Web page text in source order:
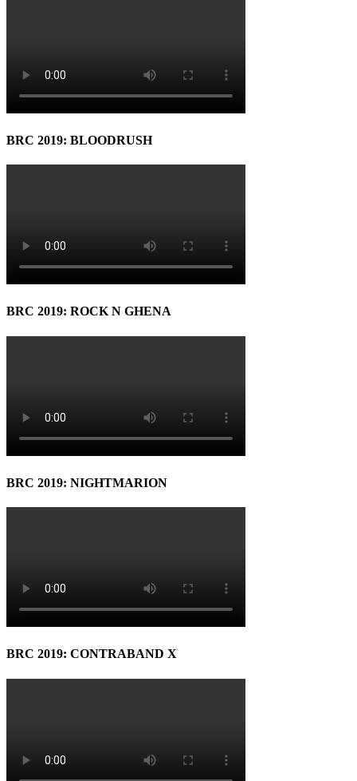
BRC 2019: BLOODRUSH
BRC 2019: ROCK N GHENA
BRC 2019: NIGHTMARION
BRC 2019: CONTRABAND X